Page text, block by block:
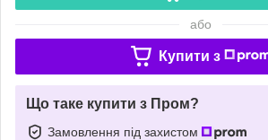
або
Купити з
Що таке купити з Пром?
Замовлення під захистом